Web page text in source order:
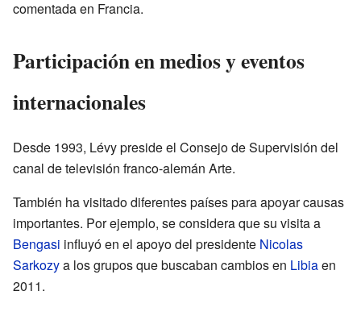
comentada en Francia.
Participación en medios y eventos
internacionales
Desde 1993, Lévy preside el Consejo de Supervisión del
canal de televisión franco-alemán Arte.
También ha visitado diferentes países para apoyar causas
importantes. Por ejemplo, se considera que su visita a
Bengasi influyó en el apoyo del presidente Nicolas
Sarkozya los grupos que buscaban cambios en Libiaen
2011.